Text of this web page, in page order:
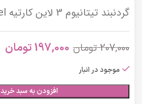
گردنبند تیتانیوم 3 لاین کارتیه Angel کد ZG106
207,000 تومان 197,000تومان
موجود در انبار
افزودن به سبد خرید